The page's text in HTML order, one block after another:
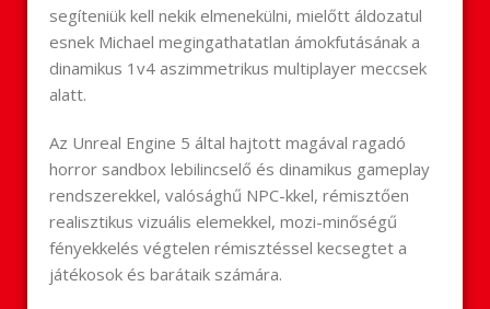
segíteniük kell nekik elmenekülni, mielőtt áldozatul
esnek Michael megingathatatlan ámokfutásának a
dinamikus 1v4 aszimmetrikus multiplayer meccsek
alatt.
Az Unreal Engine 5 által hajtott magával ragadó
horror sandbox lebilincselő és dinamikus gameplay
rendszerekkel, valósághű NPC-kkel, rémisztően
realisztikus vizuális elemekkel, mozi-minőségű
fényekkelés végtelen rémisztéssel kecsegtet a
játékosok és barátaik számára.